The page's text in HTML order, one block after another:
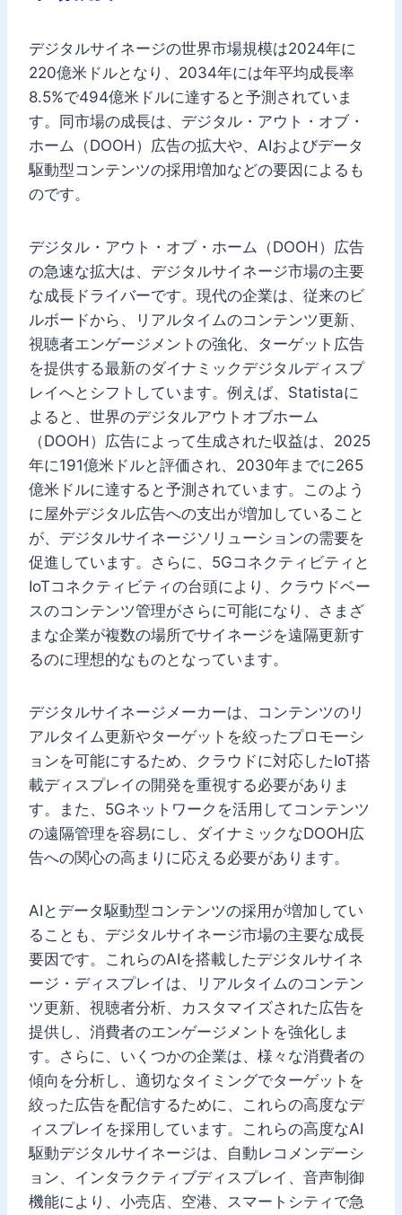
デジタルサイネージの世界市場規模は2024年に
220億米ドルとなり、2034年には年平均成長率
8.5%で494億米ドルに達すると予測されていま
す。同市場の成長は、デジタル・アウト・オブ・
ホーム（DOOH）広告の拡大や、AIおよびデータ
駆動型コンテンツの採用増加などの要因によるも
のです。
デジタル・アウト・オブ・ホーム（DOOH）広告
の急速な拡大は、デジタルサイネージ市場の主要
な成長ドライバーです。現代の企業は、従来のビ
ルボードから、リアルタイムのコンテンツ更新、
視聴者エンゲージメントの強化、ターゲット広告
を提供する最新のダイナミックデジタルディスプ
レイへとシフトしています。例えば、Statistaに
よると、世界のデジタルアウトオブホーム
（DOOH）広告によって生成された収益は、2025
年に191億米ドルと評価され、2030年までに265
億米ドルに達すると予測されています。このよう
に屋外デジタル広告への支出が増加していること
が、デジタルサイネージソリューションの需要を
促進しています。さらに、5Gコネクティビティと
IoTコネクティビティの台頭により、クラウドベー
スのコンテンツ管理がさらに可能になり、さまざ
まな企業が複数の場所でサイネージを遠隔更新す
るのに理想的なものとなっています。
デジタルサイネージメーカーは、コンテンツのリ
アルタイム更新やターゲットを絞ったプロモーシ
ョンを可能にするため、クラウドに対応したIoT搭
載ディスプレイの開発を重視する必要がありま
す。また、5Gネットワークを活用してコンテンツ
の遠隔管理を容易にし、ダイナミックなDOOH広
告への関心の高まりに応える必要があります。
AIとデータ駆動型コンテンツの採用が増加してい
ることも、デジタルサイネージ市場の主要な成長
要因です。これらのAIを搭載したデジタルサイネ
ージ・ディスプレイは、リアルタイムのコンテン
ツ更新、視聴者分析、カスタマイズされた広告を
提供し、消費者のエンゲージメントを強化しま
す。さらに、いくつかの企業は、様々な消費者の
傾向を分析し、適切なタイミングでターゲットを
絞った広告を配信するために、これらの高度なデ
ィスプレイを採用しています。これらの高度なAI
駆動デジタルサイネージは、自動レコメンデーシ
ョン、インタラクティブディスプレイ、音声制御
機能により、小売店、空港、スマートシティで急